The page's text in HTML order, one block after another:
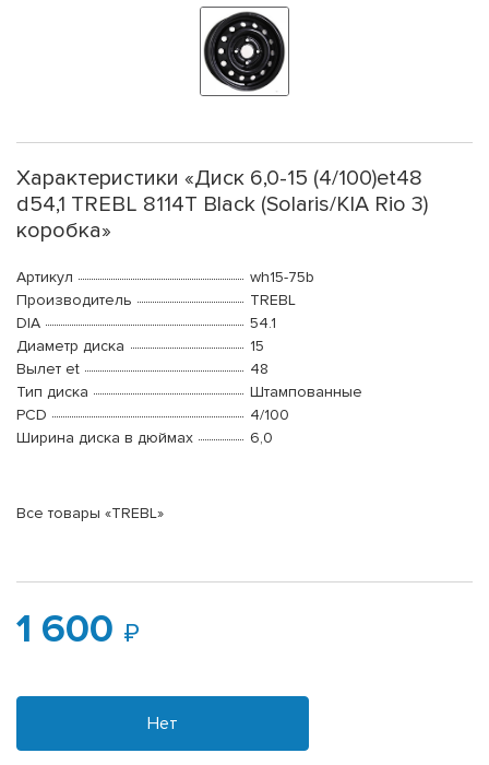
Характеристики «Диск 6,0-15 (4/100)et48
d54,1 TREBL 8114T Black (Solaris/KIA Rio 3)
коробка»
Артикул
wh15-75b
Производитель
TREBL
DIA
54.1
Диаметр диска
15
Вылет et
48
Тип диска
Штампованные
PCD
4/100
Ширина диска в дюймах
6,0
Все товары «TREBL»
1 600
Нет